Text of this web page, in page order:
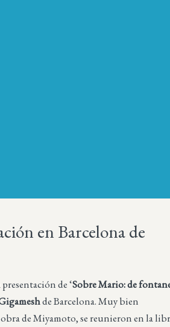
en Barcelona de
de ‘Sobre Mario: de
de Barcelona. Muy bien
de Miyamoto, se reunieron en la